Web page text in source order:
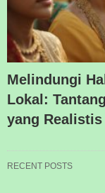
Melindungi
Lokal:
yang Realistis
RECENT POSTS